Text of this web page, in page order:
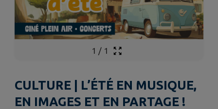
1 / 1
CULTURE | L’ÉTÉ EN MUSIQUE,
EN IMAGES ET EN PARTAGE !